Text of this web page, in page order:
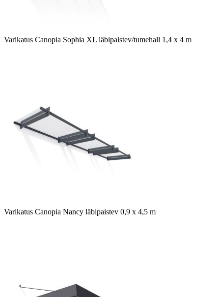
Varikatus Canopia Sophia XL läbipaistev/tumehall 1,4 x 4 m
Varikatus Canopia Nancy läbipaistev 0,9 x 4,5 m